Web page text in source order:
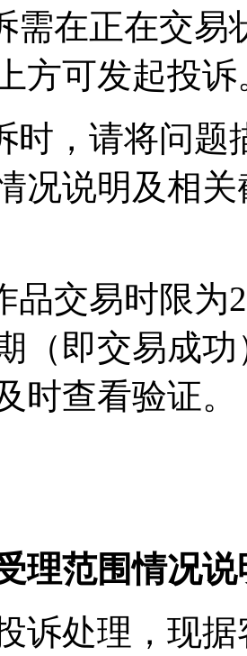
需在正在交
方可发起投诉
时，请将问题
况说明及相
品交易时限为
（即交易成
时查看验证。
理范围情况说
诉处理，现